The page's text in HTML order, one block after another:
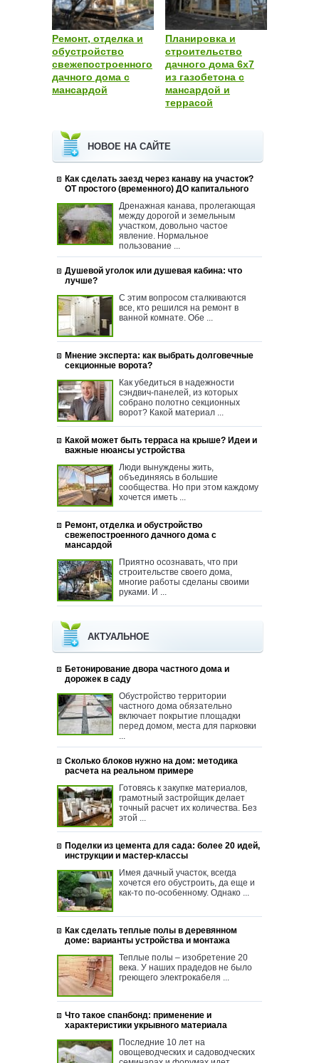
Ремонт, отделка и
обустройство
свежепостроенного
дачного дома с
мансардой
Планировка и
строительство
дачного дома 6х7
из газобетона с
мансардой и
террасой
НОВОЕ НА САЙТЕ
Как сделать заезд через канаву на участок?
ОТ простого (временного) ДО капитального
Дренажная канава, пролегающая
между дорогой и земельным
участком, довольно частое
явление. Нормальное
пользование ...
Душевой уголок или душевая кабина: что
лучше?
С этим вопросом сталкиваются
все, кто решился на ремонт в
ванной комнате. Обе ...
Мнение эксперта: как выбрать долговечные
секционные ворота?
Как убедиться в надежности
сэндвич-панелей, из которых
собрано полотно секционных
ворот? Какой материал ...
Какой может быть терраса на крыше? Идеи и
важные нюансы устройства
Люди вынуждены жить,
объединяясь в большие
сообщества. Но при этом каждому
хочется иметь ...
Ремонт, отделка и обустройство
свежепостроенного дачного дома с
мансардой
Приятно осознавать, что при
строительстве своего дома,
многие работы сделаны своими
руками. И ...
АКТУАЛЬНОЕ
Бетонирование двора частного дома и
дорожек в саду
Обустройство территории
частного дома обязательно
включает покрытие площадки
перед домом, места для парковки
...
Сколько блоков нужно на дом: методика
расчета на реальном примере
Готовясь к закупке материалов,
грамотный застройщик делает
точный расчет их количества. Без
этой ...
Поделки из цемента для сада: более 20 идей,
инструкции и мастер-классы
Имея дачный участок, всегда
хочется его обустроить, да еще и
как-то по-особенному. Однако ...
Как сделать теплые полы в деревянном
доме: варианты устройства и монтажа
Теплые полы – изобретение 20
века. У наших прадедов не было
греющего электрокабеля ...
Что такое спанбонд: применение и
характеристики укрывного материала
Последние 10 лет на
овощеводческих и садоводческих